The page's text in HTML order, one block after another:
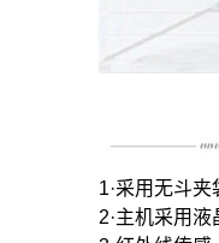
1·采用无斗
2·主机采用